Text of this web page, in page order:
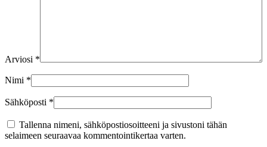
Arviosi *
Nimi *
Sähköposti *
Tallenna nimeni, sähköpostiosoitteeni ja sivustoni tähän
selaimeen seuraavaa kommentointikertaa varten.